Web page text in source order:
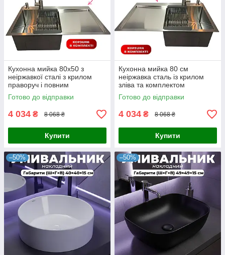
Кухонна мийка 80x50 з
неіржавкої сталі з крилом
праворуч і повним
комплектом: змішувач
дозатор кошика Stainless
steel
Готово до відправки
4 034 ₴ 8 068 ₴
Купити
Кухонна мийка 80 см
неіржавка сталь із крилом
зліва та комплектом
аксесуарів і змішувачем
Готово до відправки
4 034 ₴ 8 068 ₴
Купити
–50% –50%